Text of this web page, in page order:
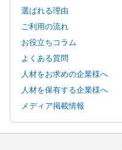
選ばれる理由
ご利用の流れ
お役立ちコラム
よくある質問
人材をお求めの企業様へ
人材を保有する企業様へ
メディア掲載情報